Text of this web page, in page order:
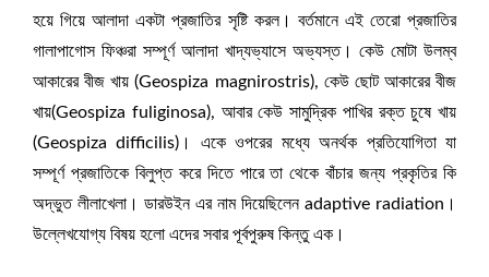
হয়ে গিয়ে আলাদা একটা প্রজাতির সৃষ্টি করল। বর্তমানে এই তেরো প্রজাতির
গালাপাগোস ফিঞ্চরা সম্পূর্ণ আলাদা খাদ্যভ্যাসে অভ্যস্ত। কেউ মোটা উলম্ব
আকারের বীজ খায় (Geospiza magnirostris), কেউ ছোট আকারের বীজ
খায়(Geospiza fuliginosa), আবার কেউ সামুদ্রিক পাখির রক্ত চুষে খায়
(Geospiza difficilis)। একে ওপরের মধ্যে অনর্থক প্রতিযোগিতা যা
সম্পূর্ণ প্রজাতিকে বিলুপ্ত করে দিতে পারে তা থেকে বাঁচার জন্য প্রকৃতির কি
অদ্ভুত লীলাখেলা। ডারউইন এর নাম দিয়েছিলেন adaptive radiation।
উল্লেখযোগ্য বিষয় হলো এদের সবার পূর্বপুরুষ কিন্তু এক।